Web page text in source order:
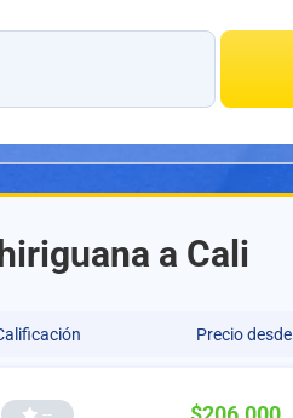
a Cali
Precio desde